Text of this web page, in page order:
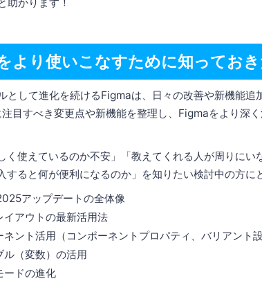
より使いこなすために知ってお
として進化を続けるFigmaは、日々の改善や新機能追
目すべき変更点や新機能を整理し、Figmaをより深
く使えているのか不安」「教えてくれる人が周りにい
すると何が便利になるのか」を知りたい検討中の方に
アップデートの全体像
イアウトの最新活用法
ネント活用（コンポーネントプロパティ、バリアント設
ル（変数）の活用
ードの進化